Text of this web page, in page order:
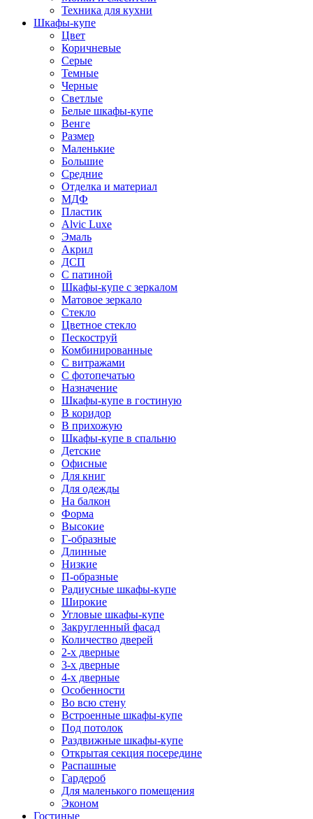
Техника для кухни
Шкафы-купе
Цвет
Коричневые
Серые
Темные
Черные
Светлые
Белые шкафы-купе
Венге
Размер
Маленькие
Большие
Средние
Отделка и материал
МДФ
Пластик
Alvic Luxe
Эмаль
Акрил
ДСП
С патиной
Шкафы-купе с зеркалом
Матовое зеркало
Стекло
Цветное стекло
Пескоструй
Комбинированные
С витражами
С фотопечатью
Назначение
Шкафы-купе в гостиную
В коридор
В прихожую
Шкафы-купе в спальню
Детские
Офисные
Для книг
Для одежды
На балкон
Форма
Высокие
Г-образные
Длинные
Низкие
П-образные
Радиусные шкафы-купе
Широкие
Угловые шкафы-купе
Закругленный фасад
Количество дверей
2-х дверные
3-х дверные
4-х дверные
Особенности
Во всю стену
Встроенные шкафы-купе
Под потолок
Раздвижные шкафы-купе
Открытая секция посередине
Распашные
Гардероб
Для маленького помещения
Эконом
Гостиные